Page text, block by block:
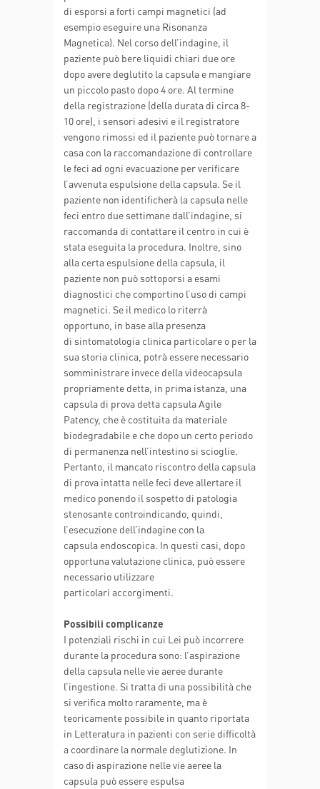
di esporsi a forti campi magnetici (ad
esempio eseguire una Risonanza
Magnetica). Nel corso dell’indagine, il
paziente può bere liquidi chiari due ore
dopo avere deglutito la capsula e mangiare
un piccolo pasto dopo 4 ore. Al termine
della registrazione (della durata di circa 8-
10 ore), i sensori adesivi e il registratore
vengono rimossi ed il paziente può tornare a
casa con la raccomandazione di controllare
le feci ad ogni evacuazione per verificare
l’avvenuta espulsione della capsula. Se il
paziente non identificherà la capsula nelle
feci entro due settimane dall’indagine, si
raccomanda di contattare il centro in cui è
stata eseguita la procedura. Inoltre, sino
alla certa espulsione della capsula, il
paziente non può sottoporsi a esami
diagnostici che comportino l’uso di campi
magnetici. Se il medico lo riterrà
opportuno, in base alla presenza
di sintomatologia clinica particolare o per la
sua storia clinica, potrà essere necessario
somministrare invece della videocapsula
propriamente detta, in prima istanza, una
capsula di prova detta capsula Agile
Patency, che è costituita da materiale
biodegradabile e che dopo un certo periodo
di permanenza nell’intestino si scioglie.
Pertanto, il mancato riscontro della capsula
di prova intatta nelle feci deve allertare il
medico ponendo il sospetto di patologia
stenosante controindicando, quindi,
l’esecuzione dell’indagine con la
capsula endoscopica. In questi casi, dopo
opportuna valutazione clinica, può essere
necessario utilizzare
particolari accorgimenti.
Possibili complicanze
I potenziali rischi in cui Lei può incorrere
durante la procedura sono: l’aspirazione
della capsula nelle vie aeree durante
l’ingestione. Si tratta di una possibilità che
si verifica molto raramente, ma è
teoricamente possibile in quanto riportata
in Letteratura in pazienti con serie difficoltà
a coordinare la normale deglutizione. In
caso di aspirazione nelle vie aeree la
capsula può essere espulsa